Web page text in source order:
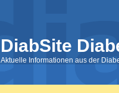
DiabSite
Aktuelle Informationen aus der